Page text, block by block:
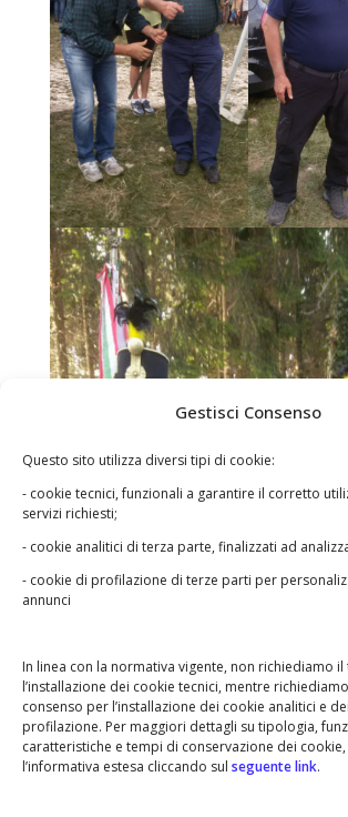
Gestisci Consenso
Questo sito utilizza diversi tipi di cookie:
- cookie tecnici, funzionali a garantire il corretto
servizi richiesti;
- cookie analitici di terza parte, finalizzati ad
- cookie di profilazione di terze parti per
annunci
In linea con la normativa vigente, non richiediamo
l’installazione dei cookie tecnici, mentre
consenso per l’installazione dei cookie analitici e
profilazione. Per maggiori dettagli su tipologia,
caratteristiche e tempi di conservazione dei
l’informativa estesa cliccando sul seguente link.